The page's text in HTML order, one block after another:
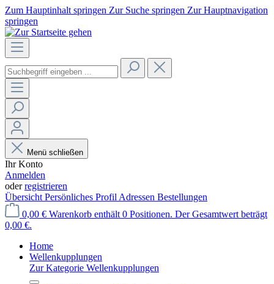
Zum Hauptinhalt springen Zur Suche springen Zur Hauptnavigation
springen
Menü schließen
Ihr Konto
Anmelden
oderregistrieren
Übersicht Persönliches Profil Adressen Bestellungen
0,00 € Warenkorb enthält 0 Positionen. Der Gesamtwert beträgt
0,00 €.
Home
Wellenkupplungen
Zur Kategorie Wellenkupplungen